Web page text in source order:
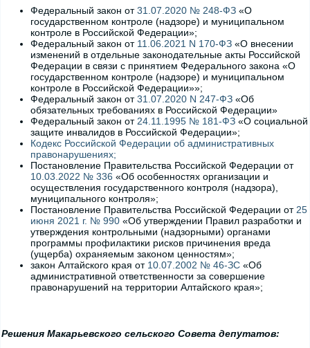
Федеральный закон от31.07.2020 № 248-ФЗ «О
государственном контроле (надзоре) и муниципальном
контроле в Российской Федерации»;
Федеральный закон от 11.06.2021 N 170-ФЗ «О внесении
изменений в отдельные законодательные акты Российской
Федерации в связи с принятием Федерального закона «О
государственном контроле (надзоре) и муниципальном
контроле в Российской Федерации»»;
Федеральный закон от31.07.2020 N 247-ФЗ «Об
обязательных требованиях в Российской Федерации»
Федеральный закон от 24.11.1995 № 181-ФЗ «О социальной
защите инвалидов в Российской Федерации»;
Кодекс Российской Федерации об административных
правонарушениях;
Постановление Правительства Российской Федерации от
10.03.2022 № 336 «Об особенностях организации и
осуществления государственного контроля (надзора),
муниципального контроля»;
Постановление Правительства Российской Федерации от 25
июня 2021 г. № 990 «Об утверждении Правил разработки и
утверждения контрольными (надзорными) органами
программы профилактики рисков причинения вреда
(ущерба) охраняемым законом ценностям»;
закон Алтайского края от10.07.2002 № 46-ЗС «Об
административной ответственности за совершение
правонарушений на территории Алтайского края»;
Решения Макарьевского сельского Совета депутатов: